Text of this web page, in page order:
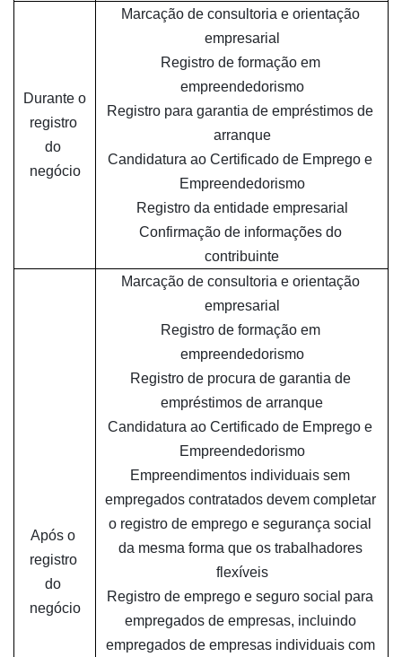
Durante o
registro
do
negócio
Marcação de consultoria e orientação
empresarial
Registro de formação em
empreendedorismo
Registro para garantia de empréstimos de
arranque
Candidatura ao Certificado de Emprego e
Empreendedorismo
Registro da entidade empresarial
Confirmação de informações do
contribuinte
Após o
registro
do
negócio
Marcação de consultoria e orientação
empresarial
Registro de formação em
empreendedorismo
Registro de procura de garantia de
empréstimos de arranque
Candidatura ao Certificado de Emprego e
Empreendedorismo
Empreendimentos individuais sem
empregados contratados devem completar
o registro de emprego e segurança social
da mesma forma que os trabalhadores
flexíveis
Registro de emprego e seguro social para
empregados de empresas, incluindo
empregados de empresas individuais com